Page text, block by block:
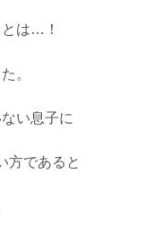
は… ！
。
い息子に
方であると